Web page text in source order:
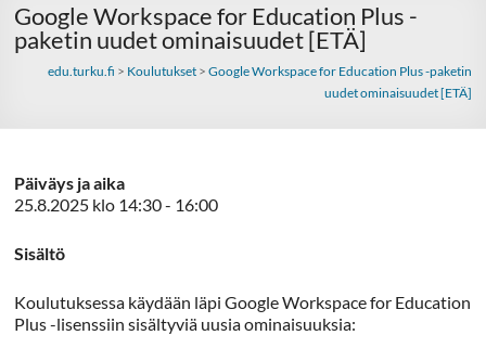
Google Workspace for Education Plus -
paketin uudet ominaisuudet [ETÄ]
edu.turku.fi > Koulutukset> Google Workspace for Education Plus -paketin
uudet ominaisuudet [ETÄ]
Päiväys ja aika
25.8.2025 klo 14:30 - 16:00
Sisältö
Koulutuksessa käydään läpi Google Workspace for Education
Plus -lisenssiin sisältyviä uusia ominaisuuksia: